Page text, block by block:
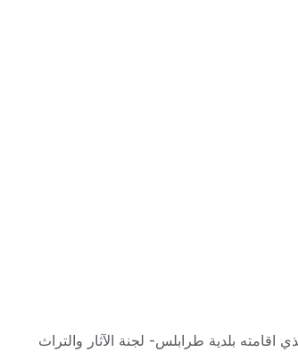
بلدية طرابلس- لجنة الآثار والتراث